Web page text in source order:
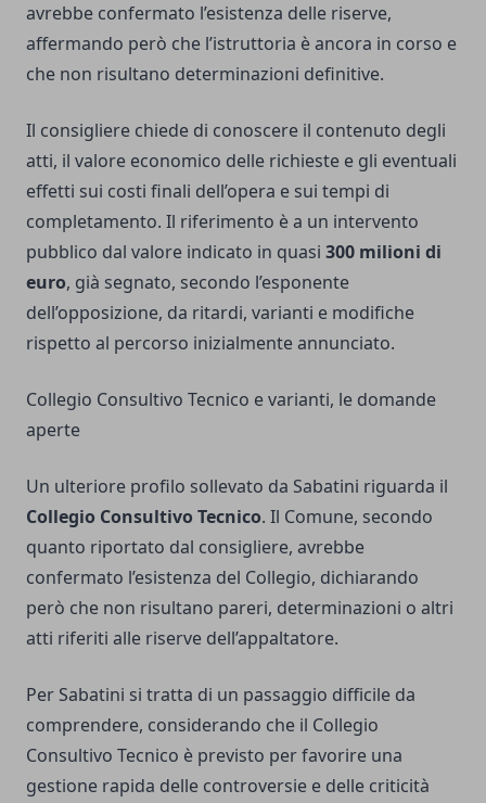
avrebbe confermato l’esistenza delle riserve,
affermando però che l’istruttoria è ancora in corso e
che non risultano determinazioni definitive.
Il consigliere chiede di conoscere il contenuto degli
atti, il valore economico delle richieste e gli eventuali
effetti sui costi finali dell’opera e sui tempi di
completamento. Il riferimento è a un intervento
pubblico dal valore indicato in quasi 300 milioni di
euro, già segnato, secondo l’esponente
dell’opposizione, da ritardi, varianti e modifiche
rispetto al percorso inizialmente annunciato.
Collegio Consultivo Tecnico e varianti, le domande
aperte
Un ulteriore profilo sollevato da Sabatini riguarda il
Collegio Consultivo Tecnico. Il Comune, secondo
quanto riportato dal consigliere, avrebbe
confermato l’esistenza del Collegio, dichiarando
però che non risultano pareri, determinazioni o altri
atti riferiti alle riserve dell’appaltatore.
Per Sabatini si tratta di un passaggio difficile da
comprendere, considerando che il Collegio
Consultivo Tecnico è previsto per favorire una
gestione rapida delle controversie e delle criticità